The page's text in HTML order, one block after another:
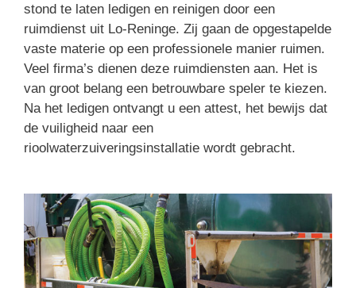
stond te laten ledigen en reinigen door een
ruimdienst uit Lo-Reninge. Zij gaan de opgestapelde
vaste materie op een professionele manier ruimen.
Veel firma’s dienen deze ruimdiensten aan. Het is
van groot belang een betrouwbare speler te kiezen.
Na het ledigen ontvangt u een attest, het bewijs dat
de vuiligheid naar een
rioolwaterzuiveringsinstallatie wordt gebracht.